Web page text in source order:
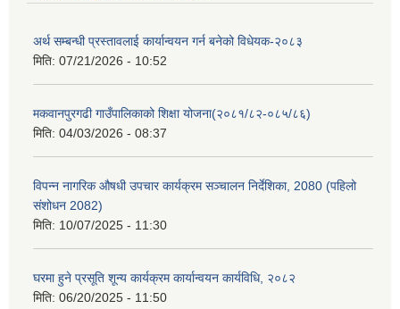
अर्थ सम्बन्धी प्रस्तावलाई कार्यान्वयन गर्न बनेको विधेयक-२०८३
मिति: 07/21/2026 - 10:52
मकवानपुरगढी गाउँपालिकाको शिक्षा योजना(२०८१/८२-०८५/८६)
मिति: 04/03/2026 - 08:37
विपन्न नागरिक औषधी उपचार कार्यक्रम सञ्चालन निर्देशिका, 2080 (पहिलो
संशोधन 2082)
मिति: 10/07/2025 - 11:30
घरमा हुने प्रसूति शून्य कार्यक्रम कार्यान्वयन कार्यविधि, २०८२
मिति: 06/20/2025 - 11:50